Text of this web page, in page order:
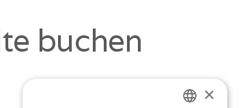
buchen
×